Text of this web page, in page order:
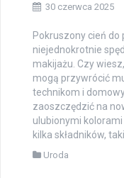
30 czerwca 2025
Pokruszony cień
niejednokrotnie
makijażu. Czy
mogą przywrócić
technikom i
zaoszczędzić na
ulubionymi
kilka składników,
Uroda